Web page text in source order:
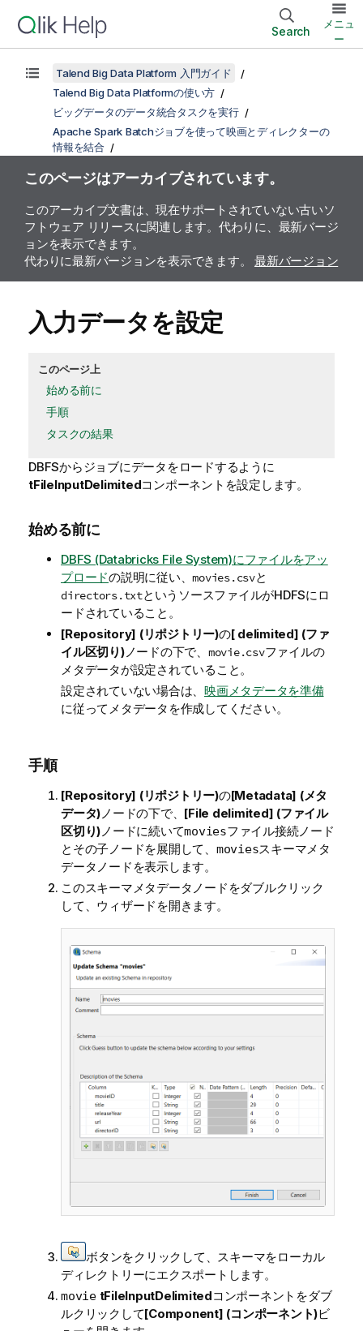
Search
メニュ
ー
Talend Big Data Platform 入門ガイド
Talend Big Data Platformの使い方
ビッグデータのデータ統合タスクを実行
Apache Spark Batchジョブを使って映画とディレクターの
情報を結合
このページはアーカイブされています。
このアーカイブ文書は、現在サポートされていない古いソ
フトウェア リリースに関連します。代わりに、最新バージ
ョンを表示できます。
代わりに最新バージョンを表示できます。 最新バージョン
入力データを設定
このページ上
始める前に
手順
タスクの結果
DBFSからジョブにデータをロードするように
tFileInputDelimitedコンポーネントを設定します。
始める前に
DBFS (Databricks File System)にファイルをアッ
プロードの説明に従い、movies.csvと
directors.txtというソースファイルがHDFSにロ
ードされていること。
[Repository] (リポジトリー)の[ delimited] (ファ
イル区切り)ノードの下で、 movie.csvファイルの
メタデータが設定されていること。
設定されていない場合は、 映画メタデータを準備
に従ってメタデータを作成してください。
手順
[Repository] (リポジトリー)の[Metadata] (メタ
データ)ノードの下で、 [File delimited] (ファイル
区切り)ノードに続いてmoviesファイル接続ノード
とその子ノードを展開して、 moviesスキーマメタ
データノードを表示します。
このスキーマメタデータノードをダブルクリック
して、ウィザードを開きます。
ボタンをクリックして、スキーマをローカル
ディレクトリーにエクスポートします。
movie tFileInputDelimitedコンポーネントをダブ
ルクリックして[Component] (コンポーネント)ビ